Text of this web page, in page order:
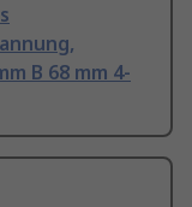
B 68 mm 4-